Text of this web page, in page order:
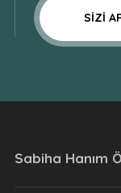
SIZI
Sabiha Hanım